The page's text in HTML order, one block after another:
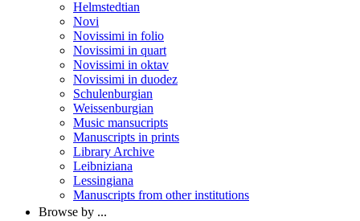
Helmstedtian
Novi
Novissimi in folio
Novissimi in quart
Novissimi in oktav
Novissimi in duodez
Schulenburgian
Weissenburgian
Music mansucripts
Manuscripts in prints
Library Archive
Leibniziana
Lessingiana
Manuscripts from other institutions
Browse by ...